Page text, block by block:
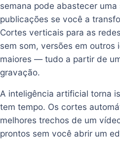
semana pode abastecer
publicações se você a
Cortes verticais para as
sem som, versões em outros
maiores — tudo a partir de
gravação.
A inteligência artificial torna
tem tempo. Os cortes
melhores trechos de um
prontos sem você abrir um